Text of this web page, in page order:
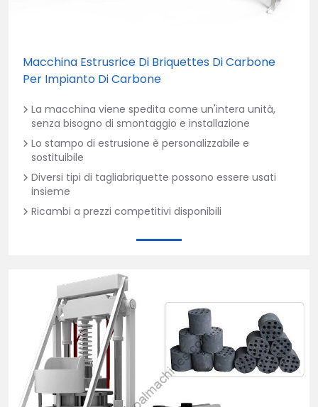
Macchina Estrusrice Di Briquettes Di Carbone
Per Impianto Di Carbone
La macchina viene spedita come un'intera unità,
senza bisogno di smontaggio e installazione
Lo stampo di estrusione è personalizzabile e
sostituibile
Diversi tipi di tagliabriquette possono essere usati
insieme
Ricambi a prezzi competitivi disponibili